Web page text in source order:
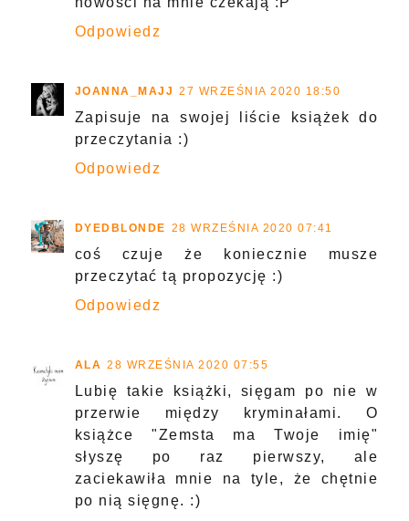
Odpowiedz
JOANNA_MAJJ 27 WRZEŚNIA 2020 18:50
Zapisuje na swojej liście książek do
przeczytania :)
Odpowiedz
DYEDBLONDE 28 WRZEŚNIA 2020 07:41
coś czuje że koniecznie musze
przeczytać tą propozycję :)
Odpowiedz
ALA 28 WRZEŚNIA 2020 07:55
Lubię takie książki, sięgam po nie w
przerwie między kryminałami. O
książce "Zemsta ma Twoje imię"
słyszę po raz pierwszy, ale
zaciekawiła mnie na tyle, że chętnie
po nią sięgnę. :)